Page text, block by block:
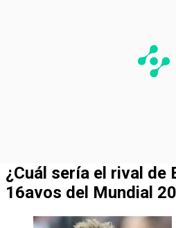
¿Cuál sería el rival de
16avos del Mundial